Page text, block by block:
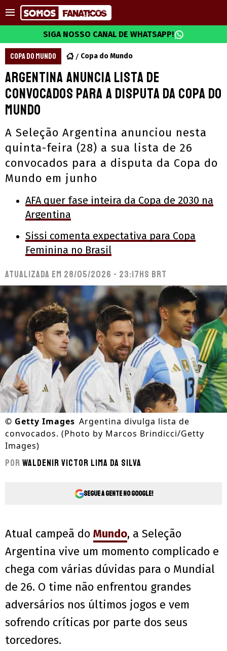
SIGA NOSSO CANAL DE WHATSAPP!
COPA DO MUNDO Copa do Mundo
Argentina anuncia lista de
convocados para a disputa da Copa do
Mundo
A Seleção Argentina anunciou nesta
quinta-feira (28) a sua lista de 26
convocados para a disputa da Copa do
Mundo em junho
AFA quer fase inteira da Copa de 2030 na
Argentina
Sissi comenta expectativa para Copa
Feminina no Brasil
Atualizada em 28/05/2026 - 23:17hs BRT
© Getty Images Argentina divulga lista de
convocados. (Photo by Marcos Brindicci/Getty
Images)
Por Waldenir Victor Lima Da Silva
Segue a gente no Google!
Atual campeã do Mundo, a Seleção
Argentina vive um momento complicado e
chega com várias dúvidas para o Mundial
de 26. O time não enfrentou grandes
adversários nos últimos jogos e vem
sofrendo críticas por parte dos seus
torcedores.